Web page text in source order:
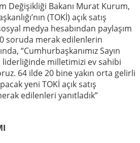
Değişikliği Bakanı Murat Kurum,
(TOKİ) açık satış
medya hesabından paylaşım
soruda merak edilenlerin
“Cumhurbaşkanımız Sayın
liderliğinde milletimizi ev sahibi
64 ilde 20 bine yakın orta gelirli
yeni TOKİ açık satış
edilenleri yanıtladık”